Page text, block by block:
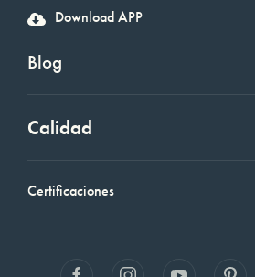
Download APP
Blog
Calidad
Certificaciones